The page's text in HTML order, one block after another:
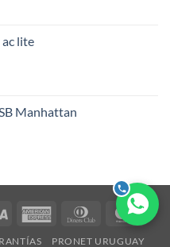
lite
Manhattan
Visa
American
Dinners
PRONET URUGUAY